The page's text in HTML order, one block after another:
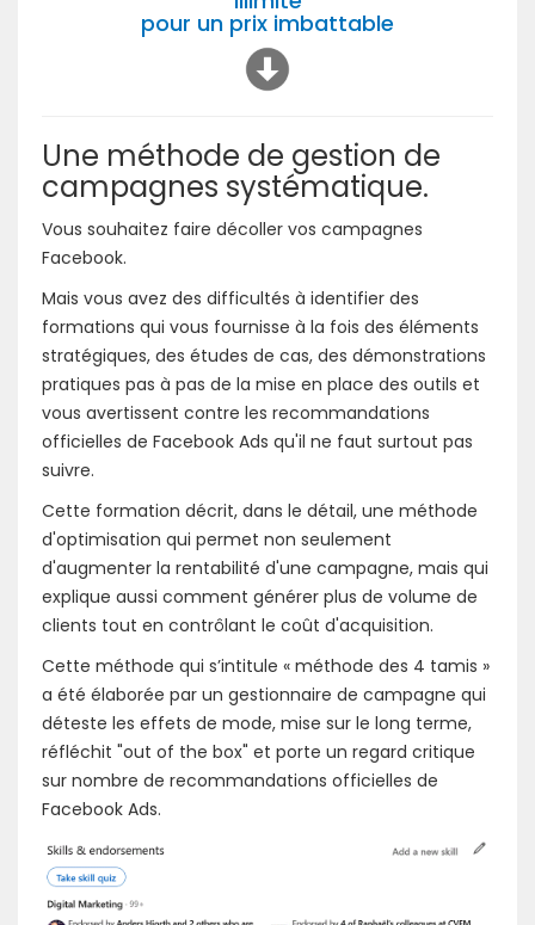
pour un prix imbattable
Une méthode de gestion de
campagnes systématique.
Vous souhaitez faire décoller vos campagnes
Facebook.
Mais vous avez des difficultés à identifier des
formations qui vous fournisse à la fois des éléments
stratégiques, des études de cas, des démonstrations
pratiques pas à pas de la mise en place des outils et
vous avertissent contre les recommandations
officielles de Facebook Ads qu'il ne faut surtout pas
suivre.
Cette formation décrit, dans le détail, une méthode
d'optimisation qui permet non seulement
d'augmenter la rentabilité d'une campagne, mais qui
explique aussi comment générer plus de volume de
clients tout en contrôlant le coût d'acquisition.
Cette méthode qui s’intitule « méthode des 4 tamis »
a été élaborée par un gestionnaire de campagne qui
déteste les effets de mode, mise sur le long terme,
réfléchit "out of the box" et porte un regard critique
sur nombre de recommandations officielles de
Facebook Ads.